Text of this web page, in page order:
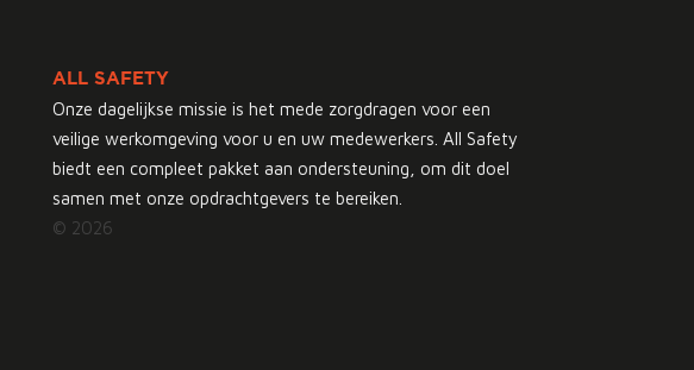
ALL SAFETY
Onze dagelijkse missie is het mede zorgdragen voor een
veilige werkomgeving voor u en uw medewerkers. All Safety
biedt een compleet pakket aan ondersteuning, om dit doel
samen met onze opdrachtgevers te bereiken.
© 2026